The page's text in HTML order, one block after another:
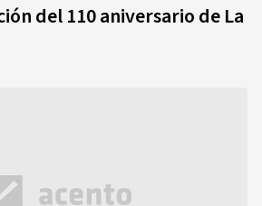
del 110 aniversario de La